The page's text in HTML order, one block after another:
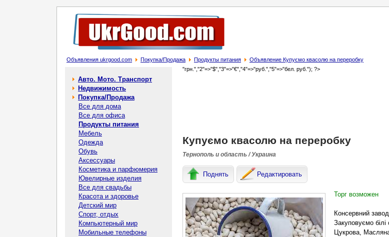
Объявления ukrgood.com Покупка/Продажа Продукты питания Объявление Купуємо квасолю на переробку
Авто. Мото. Транспорт
Недвижимость
Покупка/Продажа
Все для дома
Все для офиса
Продукты питания
Мебель
Одежда
Обувь
Аксессуары
Косметика и парфюмерия
Ювелирные изделия
Все для свадьбы
Красота и здоровье
Детский мир
Спорт, отдых
Компьютерный мир
Мобильные телефоны
"грн.","2"=>"$","3"=>"€","4"=>"руб.","5"=>"бел. руб."); ?>
Купуємо квасолю на переробку
Тернополь и область / Украина
Поднять Редактировать
Торг возможен
Консервний
Закуповуємо
Цукрова,